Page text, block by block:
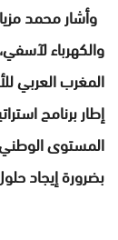
وأشار محمد
والكهرباء
المغرب العربي
إطار برنامج
المستوى
بضرورة إيجاد